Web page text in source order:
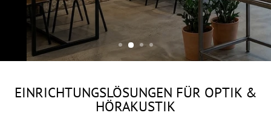
OPTIK & AKUSTIK
EINRICHTUNGSLÖSUNGEN FÜR OPTIK &
HÖRAKUSTIK